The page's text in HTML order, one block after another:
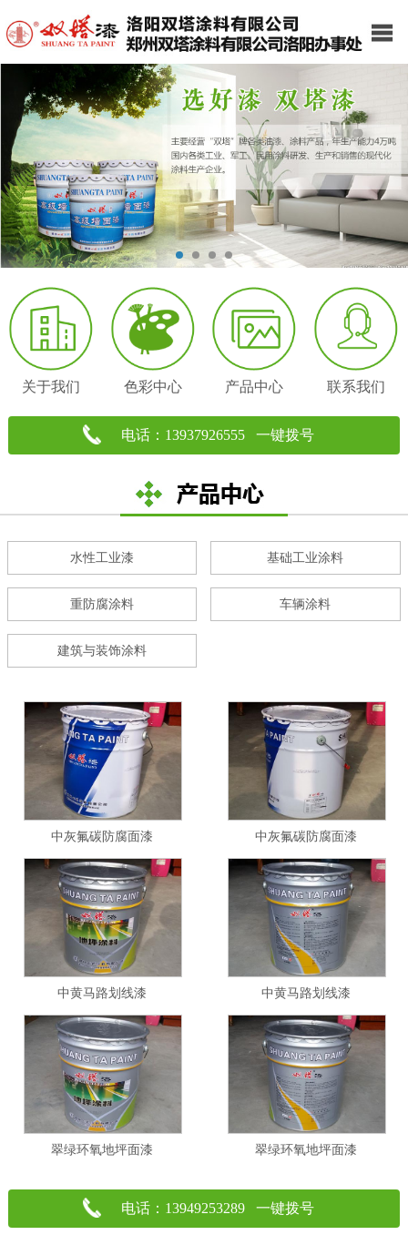
关于我们 色彩中心 产品中心 联系我们
电话：13937926555 一键拨号
水性工业漆 基础工业涂料
重防腐涂料 车辆涂料
建筑与装饰涂料
中灰氟碳防腐面漆 中灰氟碳防腐面漆
中黄马路划线漆 中黄马路划线漆
翠绿环氧地坪面漆 翠绿环氧地坪面漆
电话：13949253289 一键拨号